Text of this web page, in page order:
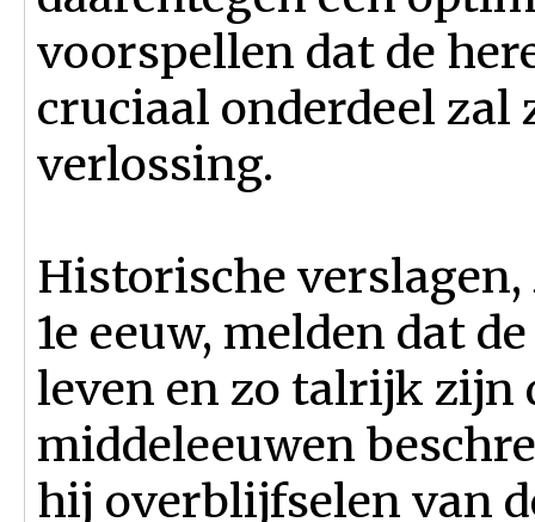
voorspellen dat de
cruciaal onderdeel zal
verlossing.
Historische verslagen,
1e eeuw, melden dat
leven en zo talrijk zijn
middeleeuwen
hij overblijfselen van